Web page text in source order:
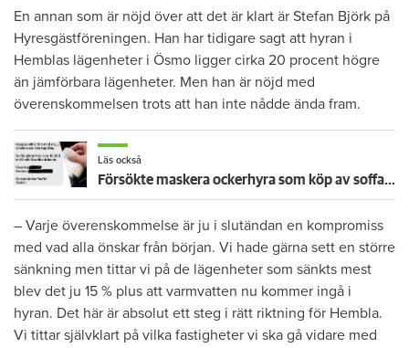
En annan som är nöjd över att det är klart är Stefan Björk på
Hyresgästföreningen. Han har tidigare sagt att hyran i
Hemblas lägenheter i Ösmo ligger cirka 20 procent högre
än jämförbara lägenheter. Men han är nöjd med
överenskommelsen trots att han inte nådde ända fram.
Läs också
Försökte maskera ockerhyra som köp av soffa – får betala tillbaka 50 000
– Varje överenskommelse är ju i slutändan en kompromiss
med vad alla önskar från början. Vi hade gärna sett en större
sänkning men tittar vi på de lägenheter som sänkts mest
blev det ju 15 % plus att varmvatten nu kommer ingå i
hyran. Det här är absolut ett steg i rätt riktning för Hembla.
Vi tittar självklart på vilka fastigheter vi ska gå vidare med